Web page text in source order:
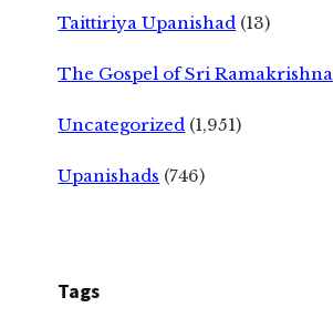
Taittiriya Upanishad (13)
The Gospel of Sri Ramakrishna
Uncategorized (1,951)
Upanishads (746)
Tags